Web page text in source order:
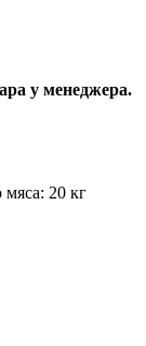
ара у менеджера.
20 кг